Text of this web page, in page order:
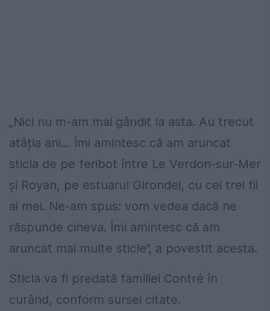
„Nici nu m-am mai gândit la asta. Au trecut
atâția ani… Îmi amintesc că am aruncat
sticla de pe feribot între Le Verdon-sur-Mer
și Royan, pe estuarul Girondei, cu cei trei fii
ai mei. Ne-am spus: vom vedea dacă ne
răspunde cineva. Îmi amintesc că am
aruncat mai multe sticle”, a povestit acesta.
Sticla va fi predată familiei Contré în
curând, conform sursei citate.